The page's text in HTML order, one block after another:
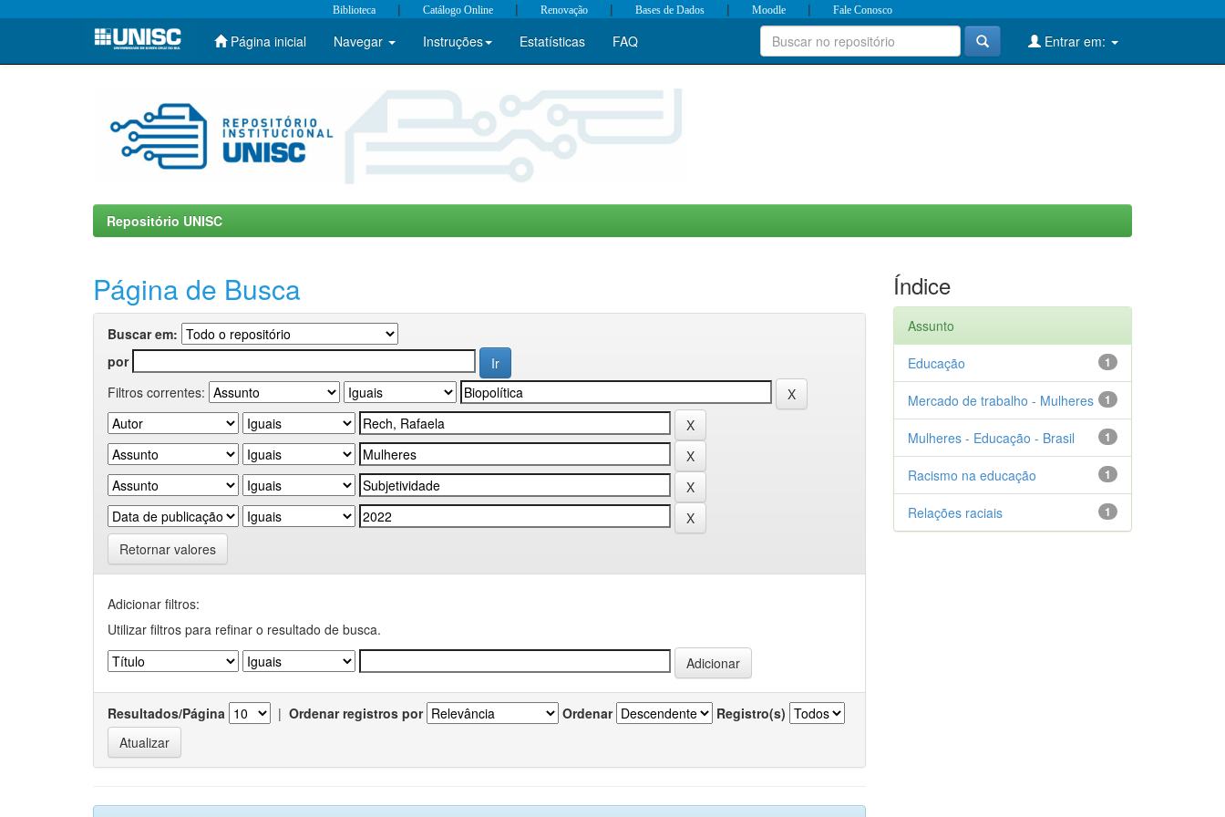
Skip
Biblioteca | Catálogo Online | Renovação | Bases de Dados | Moodle | Fale Conosco
Página inicial Navegar Instruções Estatísticas FAQ Entrar em:
Repositório UNISC
Página de Busca
Buscar em:
por
Filtros correntes:
Retornar valores
Adicionar filtros:
Utilizar filtros para refinar o resultado de busca.
Resultados/Página | Ordenar registros por Ordenar Registro(s)
Índice
Assunto
1
Educação
1
Mercado de trabalho - Mulheres
1
Mulheres - Educação - Brasil
1
Racismo na educação
1
Relações raciais